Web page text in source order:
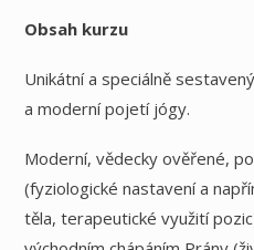
Obsah kurzu
Unikátní a speciálně
a moderní pojetí jógy.
Moderní, vědecky ověřené,
(fyziologické nastavení a
těla, terapeutické využití